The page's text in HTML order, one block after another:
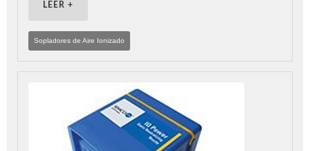
LEER +
Sopladores de Aire Ionizado